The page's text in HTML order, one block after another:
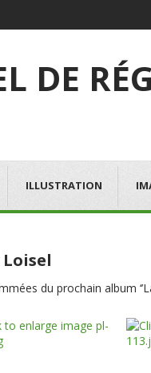
DE
ILLUSTRATION
du prochain album